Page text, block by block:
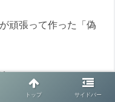
頑張って作った「偽
メール:
トップ サイドバー